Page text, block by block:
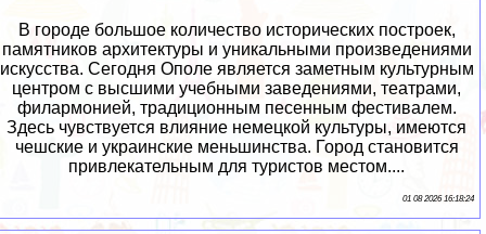
В городе большое количество исторических построек,
памятников архитектуры и уникальными произведениями
искусства. Сегодня Ополе является заметным культурным
центром с высшими учебными заведениями, театрами,
филармонией, традиционным песенным фестивалем.
Здесь чувствуется влияние немецкой культуры, имеются
чешские и украинские меньшинства. Город становится
привлекательным для туристов местом....
01 08 2026 16:18:24